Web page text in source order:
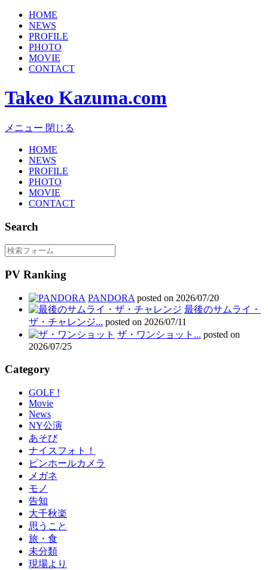
HOME
NEWS
PROFILE
PHOTO
MOVIE
CONTACT
Takeo Kazuma.com
メニュー 閉じる
HOME
NEWS
PROFILE
PHOTO
MOVIE
CONTACT
Search
PV Ranking
PANDORA posted on 2026/07/20
最後のサムライ・
ザ・チャレンジ... posted on 2026/07/11
ザ・ワンショット... posted on
2026/07/25
Category
GOLF !
Movie
News
NY公演
あそび
ナイスフォト！
ピンホールカメラ
メガネ
モノ
告知
大千秋楽
思うこと
旅・食
未分類
現場より